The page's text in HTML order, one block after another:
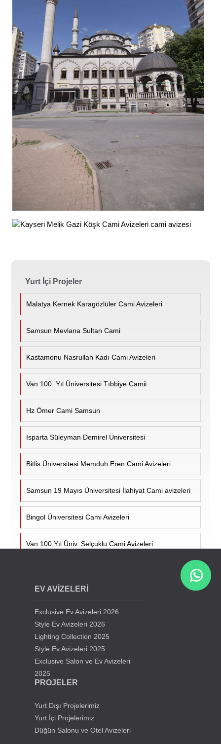
Yurt İçi Projeler
Malatya Kernek Karagözlüler Cami Avizeleri
Samsun Mevlana Sultan Cami
Kastamonu Nasrullah Kadı Cami Avizeleri
Van 100. Yıl Üniversitesi Tıbbiye Camii
Hz Ömer Cami Samsun
Isparta Süleyman Demirel Üniversitesi
Bitlis Üniversitesi Memduh Eren Cami Avizeleri
Samsun 19 Mayıs Üniversitesi İlahiyat Cami avizeleri
Bingol Üniversitesi Cami Avizeleri
Van 100.Yıl Üniv. Selçuklu Cami Avizeleri
Kıbrıs Lefkoşa Hala Sultan Cami Avizeleri
Samsun Gürbüz Cami Avize Projesi
İstanbul Beylikdüzü Mevlana Cami Avize Projesi
Kahramanmaraş Medine Cami Avizesi
Mersin Mezitli Cami Avize Projesi
EV AVİZELERİ
Exclusive Ev Avizeleri 2026
Style Ev Avizeleri 2026
Lighting Collection 2025
Style Ev Avizeleri 2025
Exclusive Salon ve Ev Avizeleri
2025
PROJELER
Yurt Dışı Projelerimiz
Yurt İçi Projelerimiz
Düğün Salonu ve Otel Avizeleri